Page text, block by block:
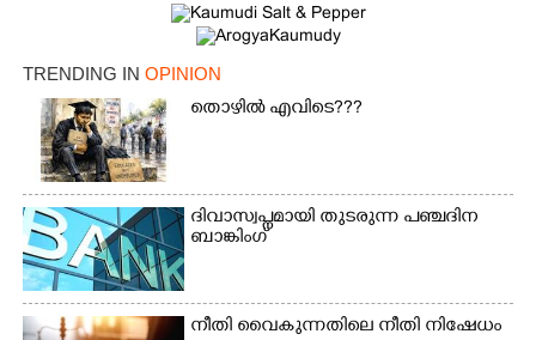
TRENDING IN OPINION
തൊഴിൽ എവിടെ???
ദിവാസ്വപ്നമായി തുടരുന്ന പഞ്ചദിന
ബാങ്കിംഗ്
നീതി വൈകുന്നതിലെ നീതി നിഷേധം